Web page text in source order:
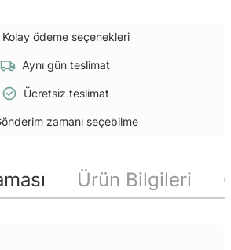
Kolay ödeme seçenekleri
Aynı gün teslimat
Ücretsiz teslimat
zamanı seçebilme
Ürün Bilgileri